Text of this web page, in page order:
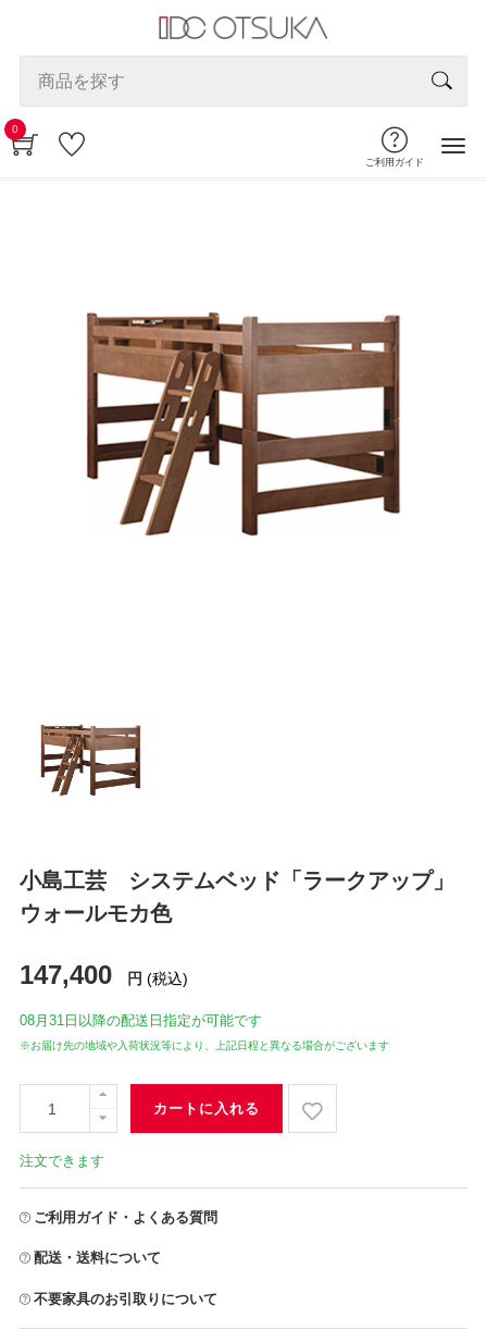
0
ご利用ガイド
小島工芸 システムベッド「ラークアップ」
ウォールモカ色
147,400 円 (税込)
08月31日 以降の配送日指定が可能です
※お届け先の地域や入荷状況等により、上記日程と異なる場合がございます
カートに入れる
注文できます
ご利用ガイド・よくある質問
配送・送料について
不要家具のお引取りについて